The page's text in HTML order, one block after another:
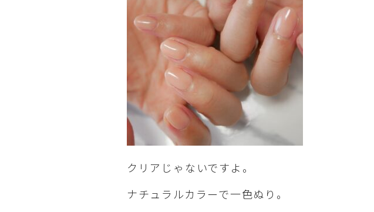
クリアじゃないですよ。
ナチュラルカラーで一色ぬり。